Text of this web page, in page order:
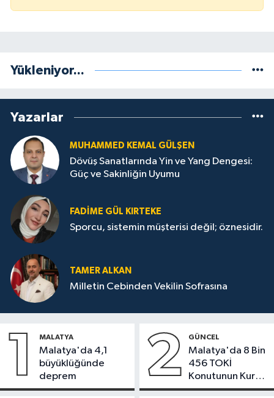
Yükleniyor...
Yazarlar
MUHAMMED KEMAL GÜLŞEN
Dövüş Sanatlarında Yin ve Yang Dengesi:
Güç ve Sakinliğin Uyumu
FADIME GÜL KIRTEKE
Sporcu, sistemin müşterisi değil; öznesidir.
TAMER ALKAN
Milletin Cebinden Vekilin Sofrasına
1 MALATYA
Malatya'da 4,1
büyüklüğünde
deprem
2 GÜNCEL
Malatya'da 8 Bin
456 TOKİ
Konutunun Kurası
Bugün Çekiliyor